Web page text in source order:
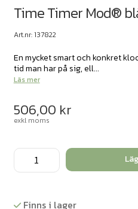
Time Timer Mod®
Art.nr: 137822
En mycket smart och konkret
tid man har på sig, ell...
Läs mer
506,00 kr
exkl moms
Time
Timer
blå
Finns i lager